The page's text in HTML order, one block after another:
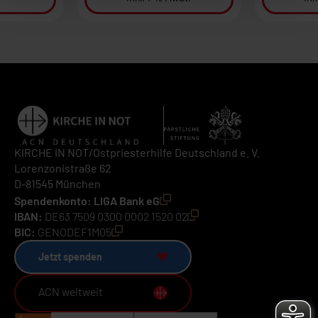
KIRCHE IN NOT/Ostpriesterhilfe Deutschland e. V.
Lorenzonistraße 62
D-81545 München
Spendenkonto: LIGA Bank eG
IBAN: DE63 7509 0300 0002 1520 02
BIC: GENODEF1M05
Jetzt spenden
ACN weltweit